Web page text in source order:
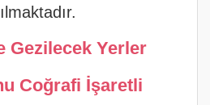
Gezilecek Yerler
Coğrafi İşaretli